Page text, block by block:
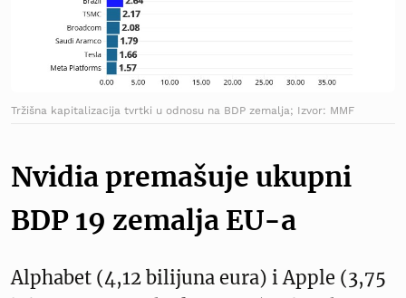
Tržišna kapitalizacija tvrtki u odnosu na BDP zemalja; Izvor: MMF
Nvidia premašuje ukupni
BDP 19 zemalja EU-a
Alphabet (4,12 bilijuna eura) i Apple (3,75